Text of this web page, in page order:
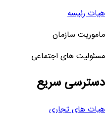
هیات رئیسه
ماموریت سازمان
مسئولیت های اجتماعی
دسترسی سریع
هیات های تجاری